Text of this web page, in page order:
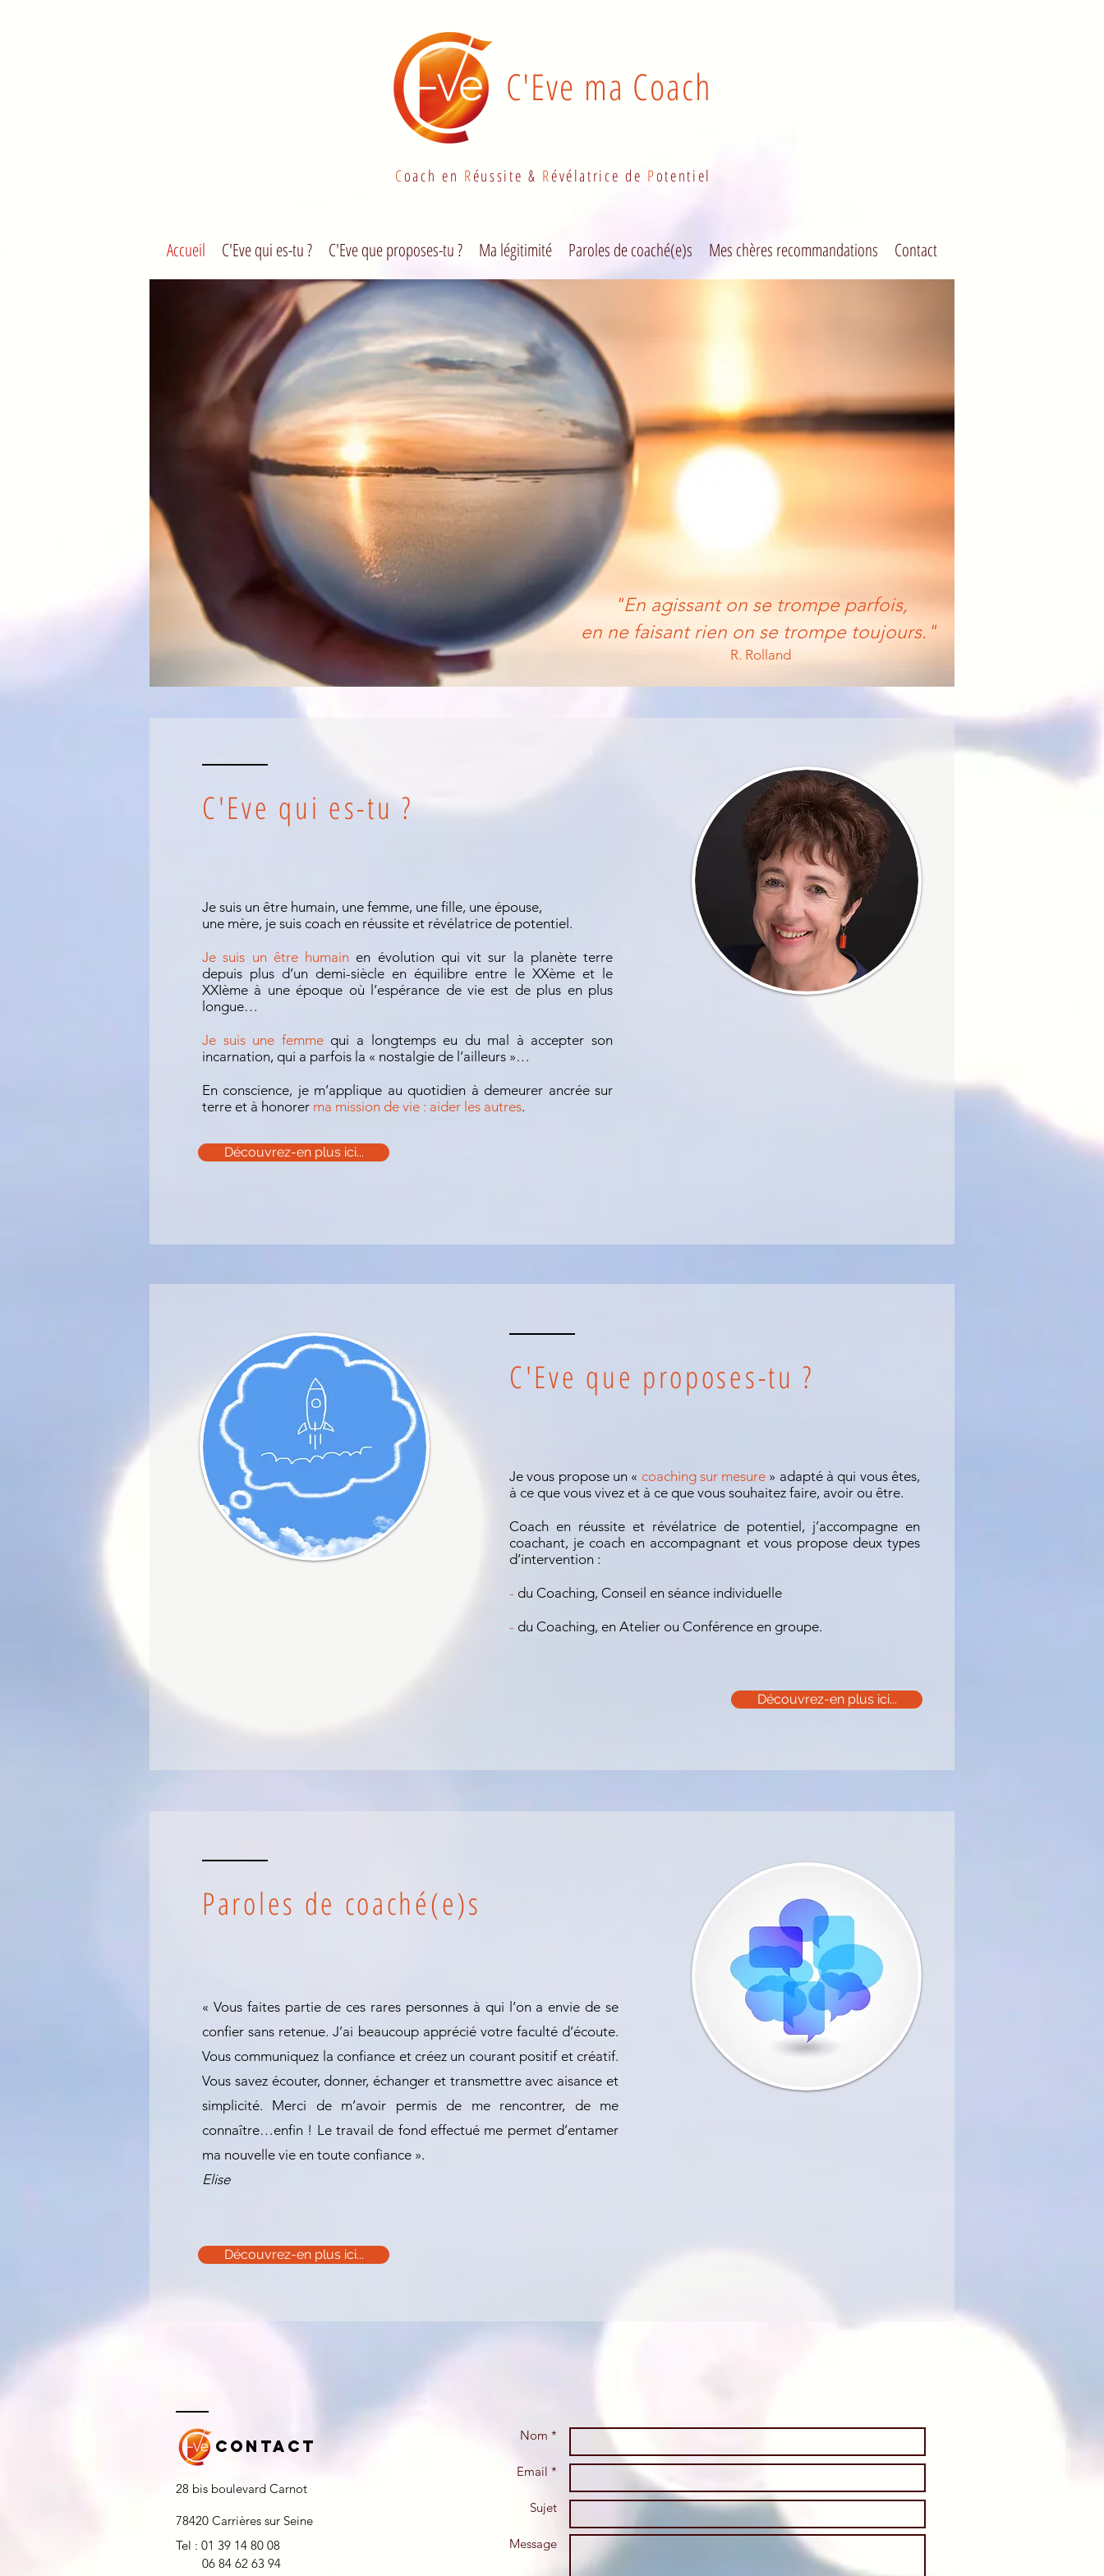
C'Eve ma Coach
Coach en Réussite & Révélatrice de Potentiel
Accueil C'Eve qui es-tu ? C'Eve que proposes-tu ? Ma légitimité Paroles de coaché(e)s Mes chères recommandations Contact
"En agissant on se trompe parfois,
en ne faisant rien on se trompe toujours."
R. Rolland
C'Eve qui es-tu ?
Je suis un être humain, une femme, une fille, une épouse,
une mère, je suis coach en réussite et révélatrice de potentiel.
Je suis un être humain en évolution qui vit sur la planète terre
depuis plus d’un demi-siècle en équilibre entre le XXème et le
XXIème à une époque où l’espérance de vie est de plus en plus
longue…
Je suis une femmequi a longtemps eu du mal à accepter son
incarnation, qui a parfois la « nostalgie de l’ailleurs »…
En conscience, je m’applique au quotidien à demeurer ancrée sur
terre et à honorer ma mission de vie : aider les autres.
Découvrez-en plus ici...
C'Eve que proposes-tu ?
Je vous propose un « coaching sur mesure » adapté à qui vous êtes,
à ce que vous vivez et à ce que vous souhaitez faire, avoir ou être.
Coach en réussite et révélatrice de potentiel, j’accompagne en
coachant, je coach en accompagnant et vous propose deux types
d’intervention :
- du Coaching, Conseil en séance individuelle
- du Coaching, en Atelier ou Conférence en groupe.
Découvrez-en plus ici...
Paroles de coaché(e)s
« Vous faites partie de ces rares personnes à qui l’on a envie de se
confier sans retenue. J’ai beaucoup apprécié votre faculté d’écoute.
Vous communiquez la confiance et créez un courant positif et créatif.
Vous savez écouter, donner, échanger et transmettre avec aisance et
simplicité. Merci de m’avoir permis de me rencontrer, de me
connaître…enfin ! Le travail de fond effectué me permet d’entamer
ma nouvelle vie en toute confiance ».
Elise
Découvrez-en plus ici...
Contact
28 bis boulevard Carnot
78420 Carrières sur Seine
Tel : 01 39 14 80 08
06 84 62 63 94
Nom *
Email *
Sujet
Message